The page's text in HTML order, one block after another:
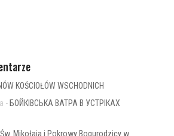
KOŚCIOŁÓW WSCHODNICH
- БОЙКІВСЬКА ВАТРА В УСТРІКАХ
Mikołaja i Pokrowy Bogurodzicy w